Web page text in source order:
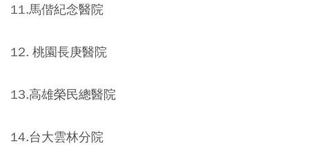
11.馬偕紀念醫院
12. 桃園長庚醫院
13.高雄榮民總醫院
14.台大雲林分院